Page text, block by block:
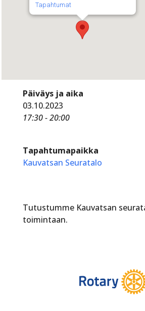
Tapahtumat
Päiväys ja aika
03.10.2023
17:30 - 20:00
Tapahtumapaikka
Kauvatsan Seuratalo
Tutustumme Kauvatsan
toimintaan.